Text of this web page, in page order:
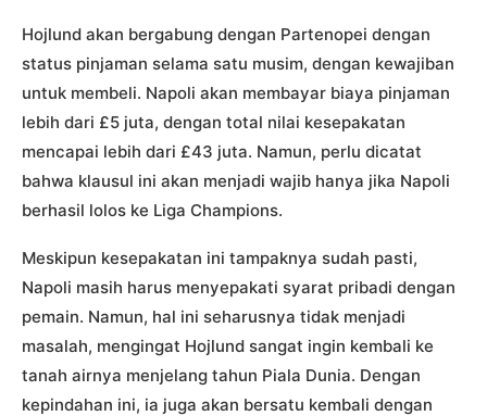
Hojlund akan bergabung dengan Partenopei dengan
status pinjaman selama satu musim, dengan kewajiban
untuk membeli. Napoli akan membayar biaya pinjaman
lebih dari £5 juta, dengan total nilai kesepakatan
mencapai lebih dari £43 juta. Namun, perlu dicatat
bahwa klausul ini akan menjadi wajib hanya jika Napoli
berhasil lolos ke Liga Champions.
Meskipun kesepakatan ini tampaknya sudah pasti,
Napoli masih harus menyepakati syarat pribadi dengan
pemain. Namun, hal ini seharusnya tidak menjadi
masalah, mengingat Hojlund sangat ingin kembali ke
tanah airnya menjelang tahun Piala Dunia. Dengan
kepindahan ini, ia juga akan bersatu kembali dengan